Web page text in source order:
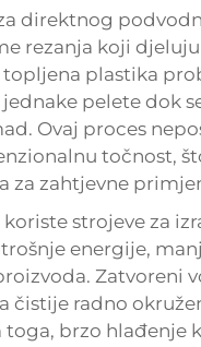
direktnog
rezanja koji
plastika
pelete dok
Ovaj proces
točnost,
za zahtjevne
strojeve za
energije,
Zatvoreni
čistije radno
toga, brzo hlađenje